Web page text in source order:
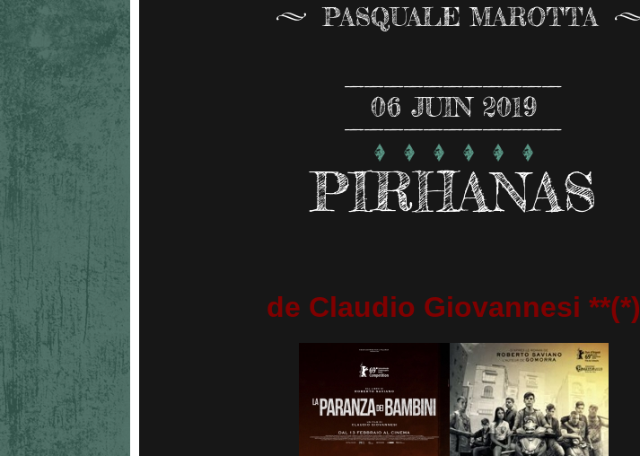
PASQUALE MAROTTA
06 JUIN 2019
PIRHANAS
de Claudio Giovannesi **(*)